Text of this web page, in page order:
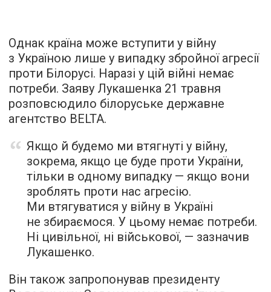
Однак країна може вступити у війну
з Україною лише у випадку збройної агресії
проти Білорусі. Наразі у цій війні немає
потреби. Заяву Лукашенка 21 травня
розповсюдило білоруське державне
агентство BELTA.
Якщо й будемо ми втягнуті у війну,
зокрема, якщо це буде проти України,
тільки в одному випадку — якщо вони
зроблять проти нас агресію.
Ми втягуватися у війну в Україні
не збираємося. У цьому немає потреби.
Ні цивільної, ні військової, — зазначив
Лукашенко.
Він також запропонував президенту